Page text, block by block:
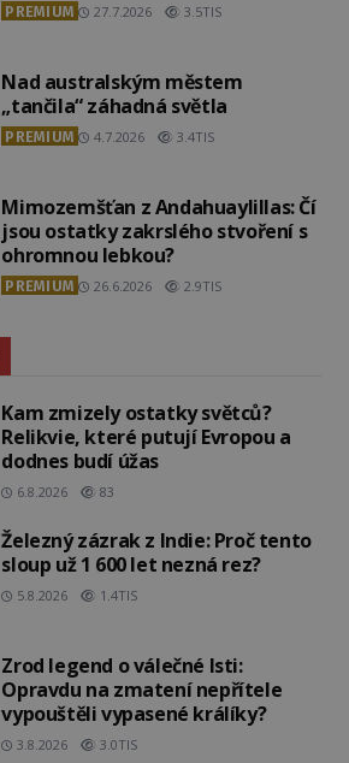
PREMIUM 27.7.2026 3.5TIS
Nad australským městem
„tančila“ záhadná světla
PREMIUM 4.7.2026 3.4TIS
Mimozemšťan z Andahuaylillas: Čí
jsou ostatky zakrslého stvoření s
ohromnou lebkou?
PREMIUM 26.6.2026 2.9TIS
Kam zmizely ostatky světců?
Relikvie, které putují Evropou a
dodnes budí úžas
6.8.2026 83
Železný zázrak z Indie: Proč tento
sloup už 1 600 let nezná rez?
5.8.2026 1.4TIS
Zrod legend o válečné lsti:
Opravdu na zmatení nepřítele
vypouštěli vypasené králíky?
3.8.2026 3.0TIS